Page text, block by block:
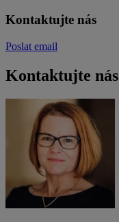
Kontaktujte nás
Poslat email
Kontaktujte nás